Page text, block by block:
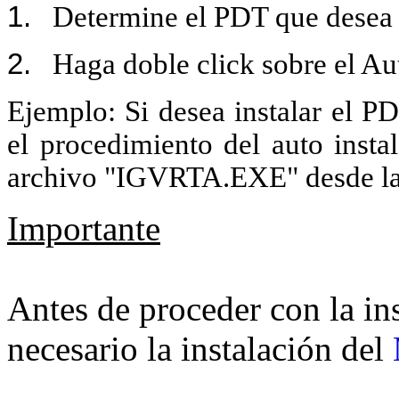
1.
Determine el PDT que
2.
Haga doble click sobre el
Ejemplo: Si desea instalar el
el procedimiento del auto
archivo "IGVRTA.EXE" desde
Importante
Antes de proceder con la
necesario la instalación del